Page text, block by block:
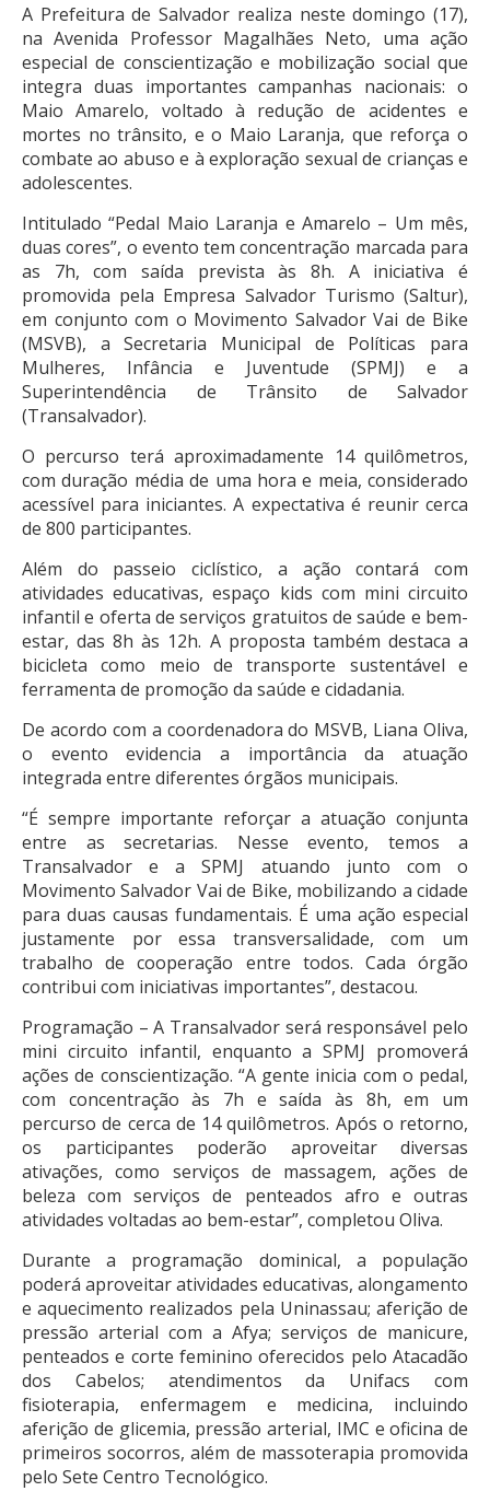
A Prefeitura de Salvador realiza neste domingo (17),
na Avenida Professor Magalhães Neto, uma ação
especial de conscientização e mobilização social que
integra duas importantes campanhas nacionais: o
Maio Amarelo, voltado à redução de acidentes e
mortes no trânsito, e o Maio Laranja, que reforça o
combate ao abuso e à exploração sexual de crianças e
adolescentes.
Intitulado “Pedal Maio Laranja e Amarelo – Um mês,
duas cores”, o evento tem concentração marcada para
as 7h, com saída prevista às 8h. A iniciativa é
promovida pela Empresa Salvador Turismo (Saltur),
em conjunto com o Movimento Salvador Vai de Bike
(MSVB), a Secretaria Municipal de Políticas para
Mulheres, Infância e Juventude (SPMJ) e a
Superintendência de Trânsito de Salvador
(Transalvador).
O percurso terá aproximadamente 14 quilômetros,
com duração média de uma hora e meia, considerado
acessível para iniciantes. A expectativa é reunir cerca
de 800 participantes.
Além do passeio ciclístico, a ação contará com
atividades educativas, espaço kids com mini circuito
infantil e oferta de serviços gratuitos de saúde e bem-
estar, das 8h às 12h. A proposta também destaca a
bicicleta como meio de transporte sustentável e
ferramenta de promoção da saúde e cidadania.
De acordo com a coordenadora do MSVB, Liana Oliva,
o evento evidencia a importância da atuação
integrada entre diferentes órgãos municipais.
“É sempre importante reforçar a atuação conjunta
entre as secretarias. Nesse evento, temos a
Transalvador e a SPMJ atuando junto com o
Movimento Salvador Vai de Bike, mobilizando a cidade
para duas causas fundamentais. É uma ação especial
justamente por essa transversalidade, com um
trabalho de cooperação entre todos. Cada órgão
contribui com iniciativas importantes”, destacou.
Programação – A Transalvador será responsável pelo
mini circuito infantil, enquanto a SPMJ promoverá
ações de conscientização. “A gente inicia com o pedal,
com concentração às 7h e saída às 8h, em um
percurso de cerca de 14 quilômetros. Após o retorno,
os participantes poderão aproveitar diversas
ativações, como serviços de massagem, ações de
beleza com serviços de penteados afro e outras
atividades voltadas ao bem-estar”, completou Oliva.
Durante a programação dominical, a população
poderá aproveitar atividades educativas, alongamento
e aquecimento realizados pela Uninassau; aferição de
pressão arterial com a Afya; serviços de manicure,
penteados e corte feminino oferecidos pelo Atacadão
dos Cabelos; atendimentos da Unifacs com
fisioterapia, enfermagem e medicina, incluindo
aferição de glicemia, pressão arterial, IMC e oficina de
primeiros socorros, além de massoterapia promovida
pelo Sete Centro Tecnológico.